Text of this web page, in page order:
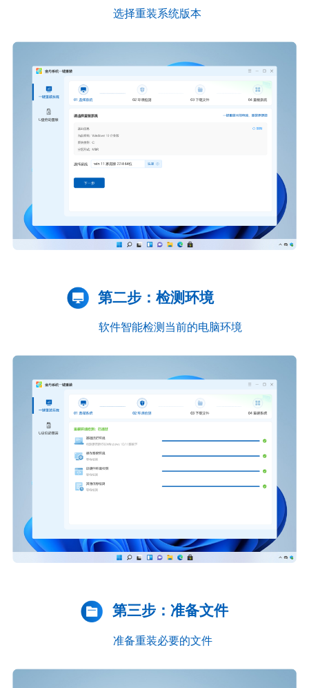
选择重装系统版本
第二步：检测环境
软件智能检测当前的电脑环境
第三步：准备文件
准备重装必要的文件